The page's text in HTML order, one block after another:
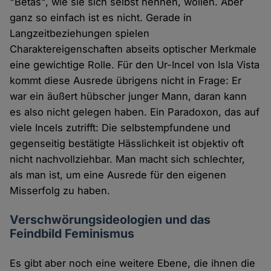
ganz so einfach ist es nicht. Gerade in
Langzeitbeziehungen spielen
Charaktereigenschaften abseits optischer Merkmale
eine gewichtige Rolle. Für den Ur-Incel von Isla Vista
kommt diese Ausrede übrigens nicht in Frage: Er
war ein äußert hübscher junger Mann, daran kann
es also nicht gelegen haben. Ein Paradoxon, das auf
viele Incels zutrifft: Die selbstempfundene und
gegenseitig bestätigte Hässlichkeit ist objektiv oft
nicht nachvollziehbar. Man macht sich schlechter,
als man ist, um eine Ausrede für den eigenen
Misserfolg zu haben.
Verschwörungsideologien und das
Feindbild Feminismus
Es gibt aber noch eine weitere Ebene, die ihnen die